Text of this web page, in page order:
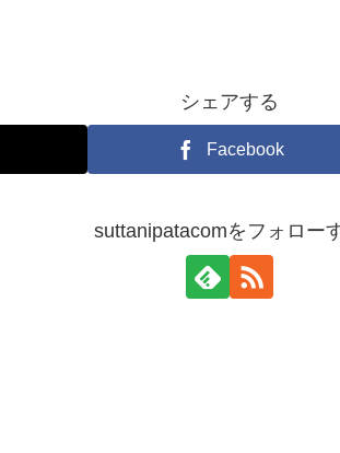
シェアする
Facebook
suttanipatacomをフォロー